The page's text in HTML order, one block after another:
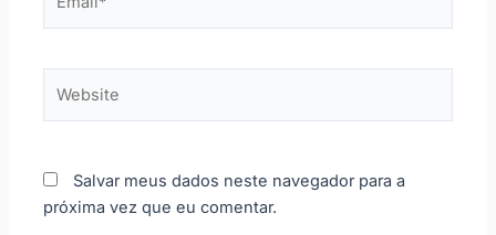
Salvar meus dados neste navegador para a
próxima vez que eu comentar.